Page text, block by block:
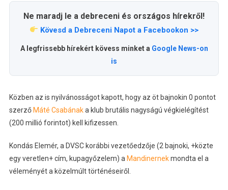
Ne maradj le a debreceni és országos hírekről!
Kövesd a Debreceni Napot a Facebookon >>
A legfrissebb hírekért kövess minket a Google News-on
is
Közben az is nyilvánosságot kapott, hogy az öt bajnokin 0 pontot
szerző Máté Csabánaka klub brutális nagyságú végkielégítést
(200 millió forintot) kell kifizessen.
Kondás Elemér, a DVSC korábbi vezetőedzője (2 bajnoki, +közte
egy veretlen+ cím, kupagyőzelem) a Mandinernekmondta el a
véleményét a közelmúlt történéseiről.